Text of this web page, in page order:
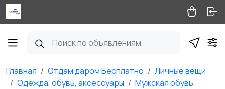
Главная Отдам даром Бесплатно
Личные вещи
Одежда, обувь, аксессуары
Мужская обувь